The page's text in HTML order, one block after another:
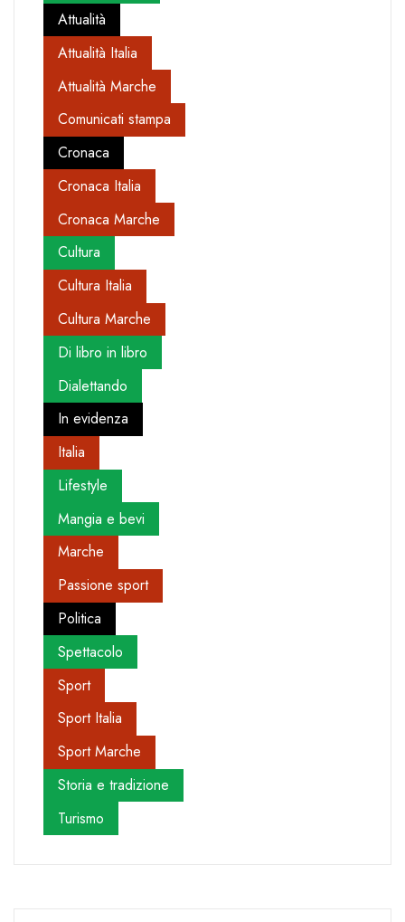
Attualità
Attualità Italia
Attualità Marche
Comunicati stampa
Cronaca
Cronaca Italia
Cronaca Marche
Cultura
Cultura Italia
Cultura Marche
Di libro in libro
Dialettando
In evidenza
Italia
Lifestyle
Mangia e bevi
Marche
Passione sport
Politica
Spettacolo
Sport
Sport Italia
Sport Marche
Storia e tradizione
Turismo